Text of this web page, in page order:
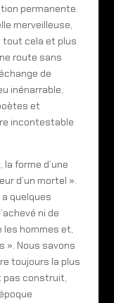
permanente.
merveilleuse,
tout cela et plus
route sans
de
inénarrable,
et
incontestable
forme d’une
d’un mortel ».
quelques
ni de
les hommes et,
». Nous savons
toujours la plus
pas construit,